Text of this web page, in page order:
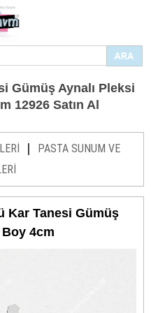
Gümüş Aynalı Pleksi
12926 Satın Al
|
PASTA SUNUM VE
Kar Tanesi Gümüş
4cm